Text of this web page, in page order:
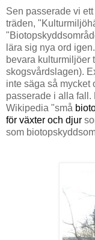
Sen passerade vi
träden,
lära sig nya ord
bevara kulturmiljöer
skogsvårdslagen).
inte säga så mycket
passerade i alla
Wikipedia "små
för växter och djur
som